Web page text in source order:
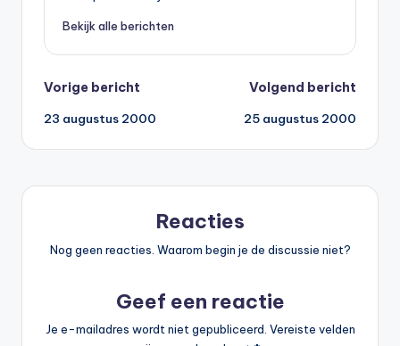
Bekijk alle berichten
Bericht
navigatie
Vorige bericht
23 augustus 2000
Volgend bericht
25 augustus 2000
Reacties
Nog geen reacties. Waarom begin je de discussie niet?
Geef een reactie
Je e-mailadres wordt niet gepubliceerd. Vereiste velden